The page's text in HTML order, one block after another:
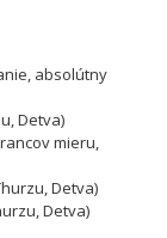
absolútny
Detva)
mieru,
Detva)
Detva)